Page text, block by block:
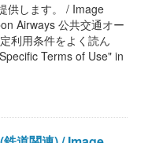
供します。 / Image
Airways 公共交通オー
利用条件をよく読ん
Terms of Use" in